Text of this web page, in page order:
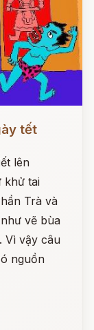
tết
lên
khử tai
Trà và
vẽ bùa
Vì vậy câu
nguồn